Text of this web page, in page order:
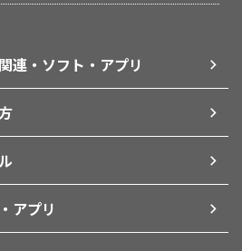
連・ソフト・アプリ
アプリ